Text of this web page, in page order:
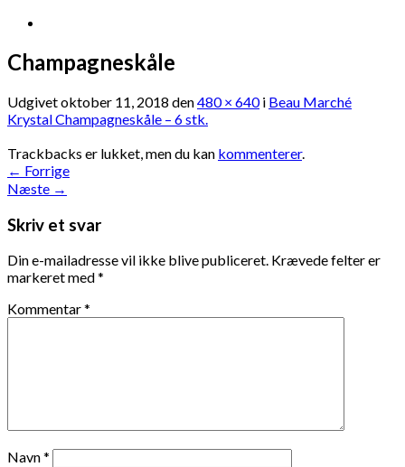
Champagneskåle
Udgivetoktober 11, 2018 den480 × 640i Beau Marché
Krystal Champagneskåle – 6 stk.
Trackbacks er lukket, men du kan kommenterer.
← Forrige
Næste →
Skriv et svar
Din e-mailadresse vil ikke blive publiceret. Krævede felter er
markeret med*
Kommentar*
Navn*